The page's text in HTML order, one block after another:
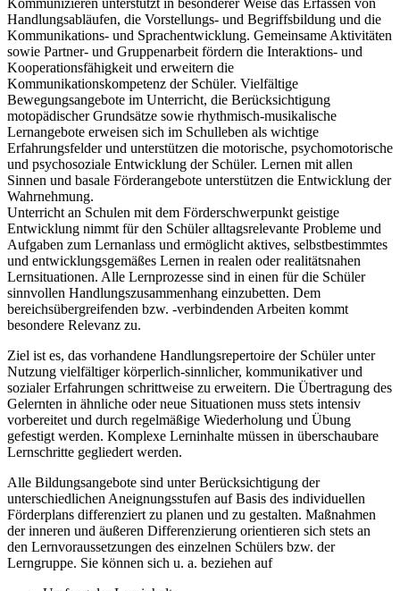
Kommunizieren unterstützt in besonderer Weise das Erfassen von
Handlungsabläufen, die Vorstellungs- und Begriffsbildung und die
Kommunikations- und Sprachentwicklung. Gemeinsame Aktivitäten
sowie Partner- und Gruppenarbeit fördern die Interaktions- und
Kooperationsfähigkeit und erweitern die
Kommunikationskompetenz der Schüler. Vielfältige
Bewegungsangebote im Unterricht, die Berücksichtigung
motopädischer Grundsätze sowie rhythmisch-musikalische
Lernangebote erweisen sich im Schulleben als wichtige
Erfahrungsfelder und unterstützen die motorische, psychomotorische
und psychosoziale Entwicklung der Schüler. Lernen mit allen
Sinnen und basale Förderangebote unterstützen die Entwicklung der
Wahrnehmung.
Unterricht an Schulen mit dem Förderschwerpunkt geistige
Entwicklung nimmt für den Schüler alltagsrelevante Probleme und
Aufgaben zum Lernanlass und ermöglicht aktives, selbstbestimmtes
und entwicklungsgemäßes Lernen in realen oder realitätsnahen
Lernsituationen. Alle Lernprozesse sind in einen für die Schüler
sinnvollen Handlungszusammenhang einzubetten. Dem
bereichsübergreifenden bzw. -verbindenden Arbeiten kommt
besondere Relevanz zu.
Ziel ist es, das vorhandene Handlungsrepertoire der Schüler unter
Nutzung vielfältiger körperlich-sinnlicher, kommunikativer und
sozialer Erfahrungen schrittweise zu erweitern. Die Übertragung des
Gelernten in ähnliche oder neue Situationen muss stets intensiv
vorbereitet und durch regelmäßige Wiederholung und Übung
gefestigt werden. Komplexe Lerninhalte müssen in überschaubare
Lernschritte gegliedert werden.
Alle Bildungsangebote sind unter Berücksichtigung der
unterschiedlichen Aneignungsstufen auf Basis des individuellen
Förderplans differenziert zu planen und zu gestalten. Maßnahmen
der inneren und äußeren Differenzierung orientieren sich stets an
den Lernvoraussetzungen des einzelnen Schülers bzw. der
Lerngruppe. Sie können sich u. a. beziehen auf